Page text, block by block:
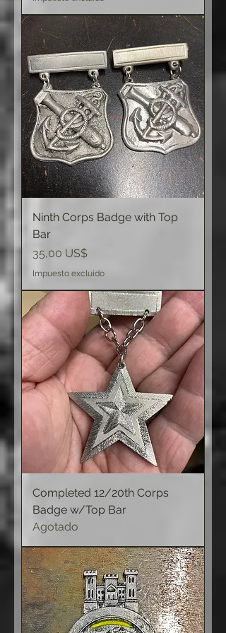
Ninth Corps Badge with Top
Bar
Precio
35,00 US$
Impuesto excluido
Completed 12/20th Corps
Badge w/Top Bar
Agotado